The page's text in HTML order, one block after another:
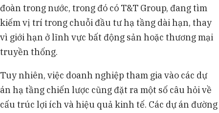
đoàn trong nước, trong đó có T&T Group, đang tìm
kiếm vị trí trong chuỗi đầu tư hạ tầng dài hạn, thay
vì giới hạn ở lĩnh vực bất động sản hoặc thương mại
truyền thống.
Tuy nhiên, việc doanh nghiệp tham gia vào các dự
án hạ tầng chiến lược cũng đặt ra một số câu hỏi về
cấu trúc lợi ích và hiệu quả kinh tế. Các dự án đường